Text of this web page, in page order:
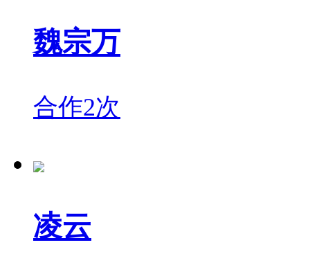
魏宗万
合作2次
凌云